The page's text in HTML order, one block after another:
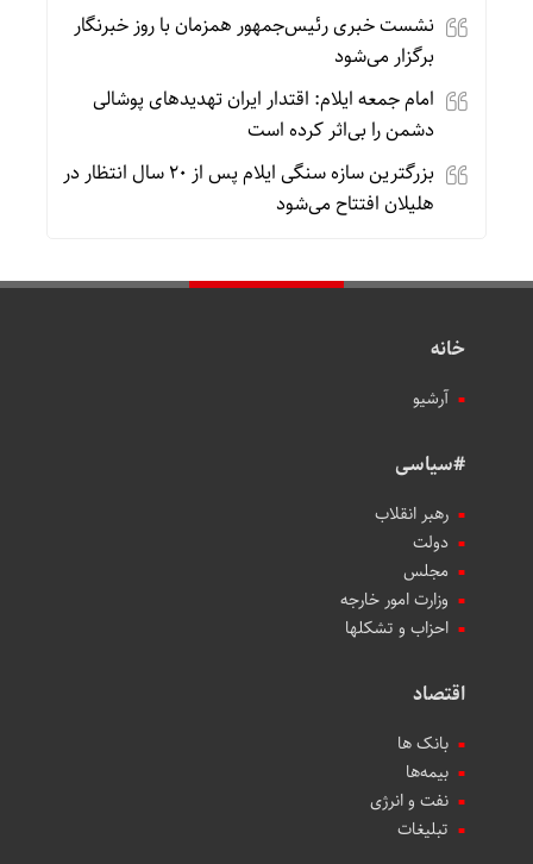
نشست خبری رئیس‌جمهور همزمان با روز خبرنگار
برگزار می‌شود
امام جمعه ایلام: اقتدار ایران تهدیدهای پوشالی
دشمن را بی‌اثر کرده است
بزرگترین سازه سنگی ایلام پس از ۲۰ سال انتظار در
هلیلان افتتاح می‌شود
خانه
آرشیو
#سیاسی
رهبر انقلاب
دولت
مجلس
وزارت امور خارجه
احزاب و تشکلها
اقتصاد
بانک ها
بیمه‌ها
نفت و انرژی
تبلیغات